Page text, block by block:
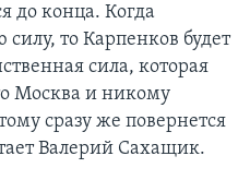
до конца. Когда
то Карпенков будет
сила, которая
Москва и никому
сразу же повернется
Валерий Сахащик.